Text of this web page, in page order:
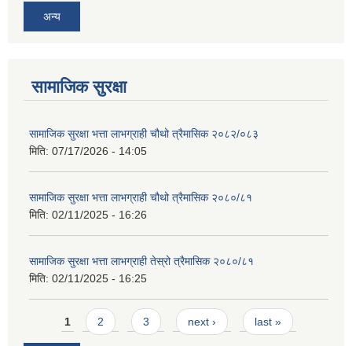
अन्य
सामाजिक सुरक्षा
सामाजिक सुरक्षा भत्ता लाभग्राही चौथो त्रैमासिक २०८२/०८३
मिति: 07/17/2026 - 14:05
सामाजिक सुरक्षा भत्ता लाभग्राही चौथो त्रैमासिक २०८०/८१
मिति: 02/11/2025 - 16:26
सामाजिक सुरक्षा भत्ता लाभग्राही तेस्रो त्रैमासिक २०८०/८१
मिति: 02/11/2025 - 16:25
Pages
1 2 3 next › last »